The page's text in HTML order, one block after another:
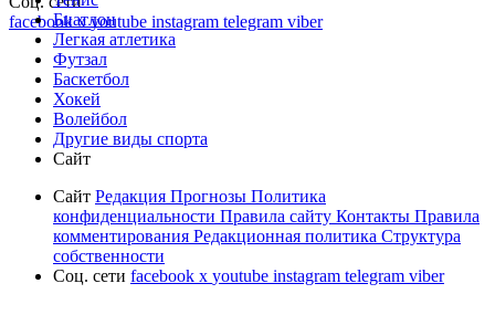
facebookxyoutube instagram telegram viber
Биатлон
Легкая атлетика
Футзал
Баскетбол
Хокей
Волейбол
Другие виды спорта
Сайт
Сайт Редакция Прогнозы Политика
конфиденциальности Правила сайту Контакты Правила
комментирования Редакционная политика Структура
собственности
Соц. сети facebook x youtube instagram telegram viber